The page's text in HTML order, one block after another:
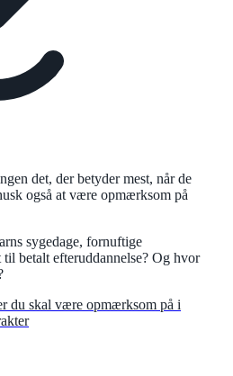
det, der betyder mest, når de
også at være opmærksom på
sygedage, fornuftige
betalt efteruddannelse? Og hvor
du skal være opmærksom på i